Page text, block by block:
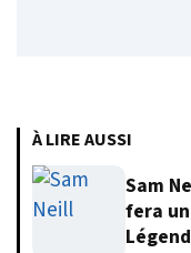
À LIRE AUSSI
Sam
fera